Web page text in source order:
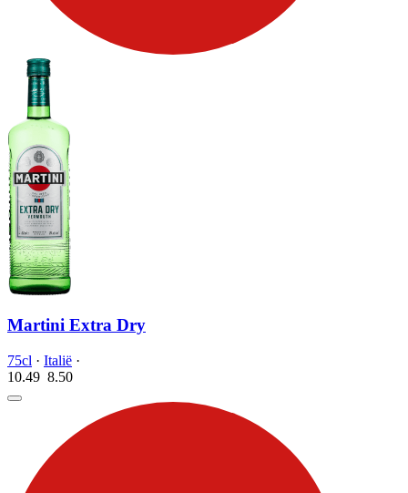
Martini Extra Dry
75cl · Italië ·
10.49 8.50